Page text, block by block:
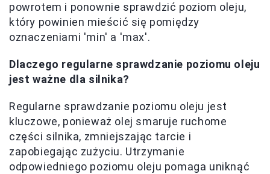
powrotem i ponownie sprawdzić poziom oleju,
który powinien mieścić się pomiędzy
oznaczeniami 'min' a 'max'.
Dlaczego regularne sprawdzanie poziomu oleju
jest ważne dla silnika?
Regularne sprawdzanie poziomu oleju jest
kluczowe, ponieważ olej smaruje ruchome
części silnika, zmniejszając tarcie i
zapobiegając zużyciu. Utrzymanie
odpowiedniego poziomu oleju pomaga uniknąć